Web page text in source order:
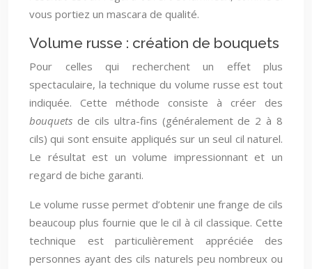
vous portiez un mascara de qualité.
Volume russe : création de bouquets
Pour celles qui recherchent un effet plus
spectaculaire, la technique du volume russe est tout
indiquée. Cette méthode consiste à créer des
bouquets de cils ultra-fins (généralement de 2 à 8
cils) qui sont ensuite appliqués sur un seul cil naturel.
Le résultat est un volume impressionnant et un
regard de biche garanti.
Le volume russe permet d’obtenir une frange de cils
beaucoup plus fournie que le cil à cil classique. Cette
technique est particulièrement appréciée des
personnes ayant des cils naturels peu nombreux ou